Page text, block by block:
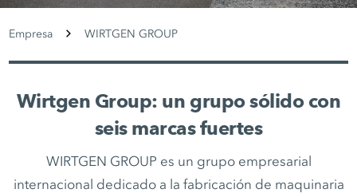
Empresa WIRTGEN GROUP
Wirtgen Group: un grupo sólido con
seis marcas fuertes
WIRTGEN GROUP es un grupo empresarial
internacional dedicado a la fabricación de maquinaria